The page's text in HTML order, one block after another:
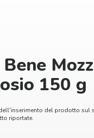
150 g
del prodotto sul
riportate.